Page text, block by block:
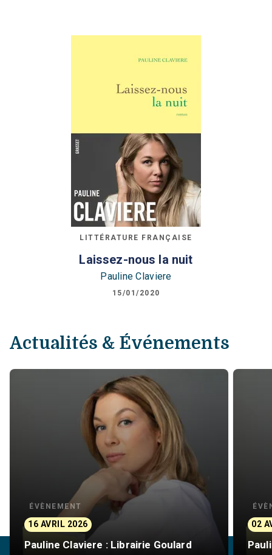
LITTÉRATURE FRANÇAISE
Laissez-nous la nuit
Pauline Claviere
15/01/2020
Actualités & Événements
ÉVÈNEMENT
16 AVRIL 2026
Pauline Claviere : Librairie Goulard
02